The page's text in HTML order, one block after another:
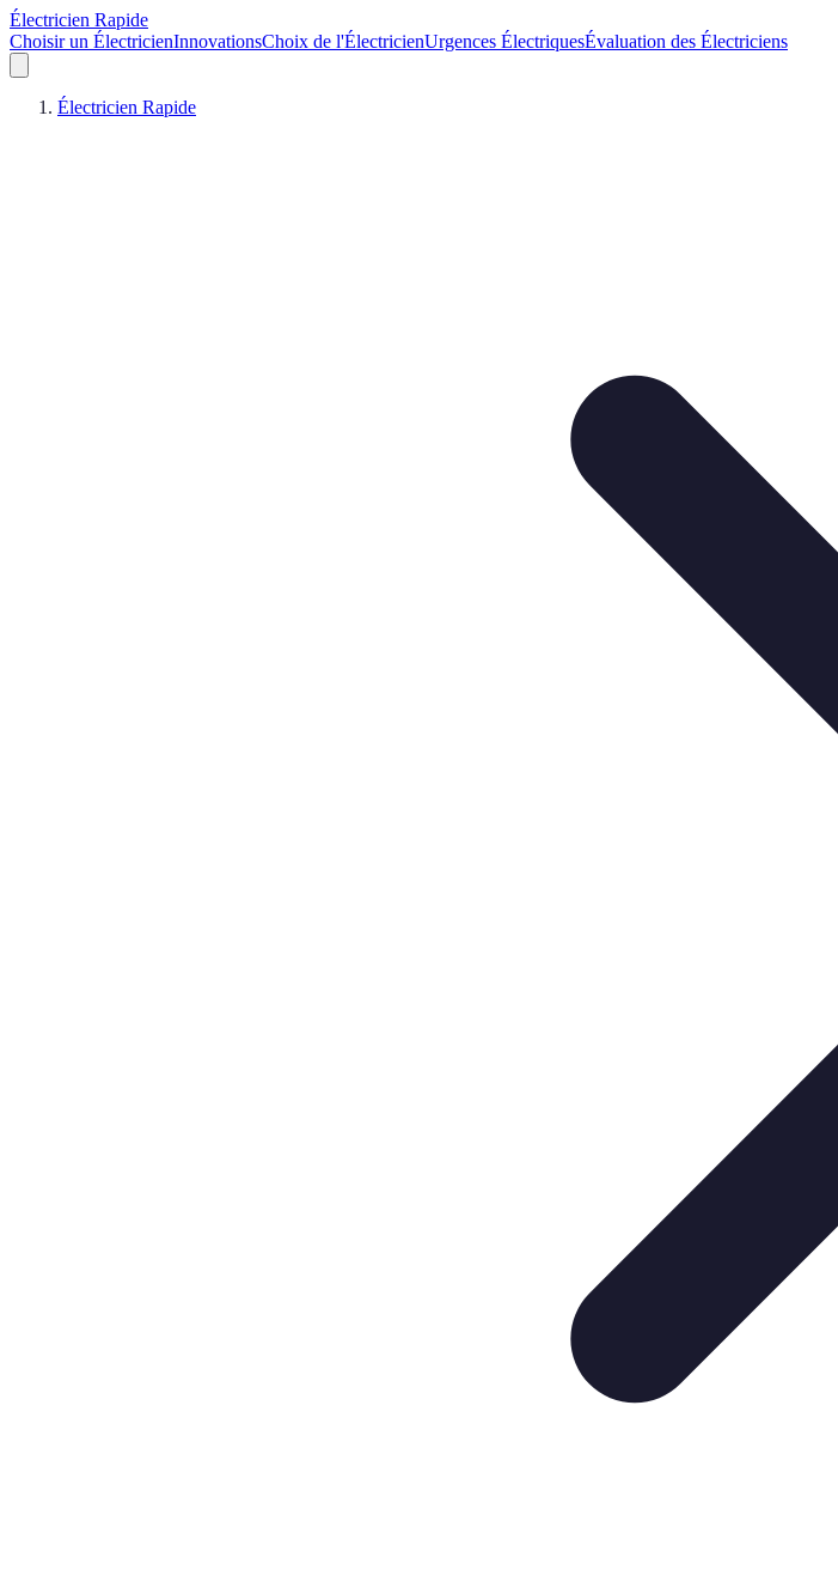
Électricien Rapide
Choisir un ÉlectricienInnovationsChoix de l'ÉlectricienUrgences ÉlectriquesÉvaluation des Électriciens
Électricien Rapide